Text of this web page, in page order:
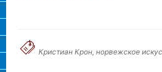
Кристиан Крон, норвежское